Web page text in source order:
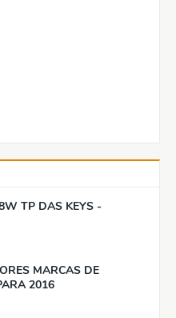
TP DAS KEYS -
MARCAS DE
2016